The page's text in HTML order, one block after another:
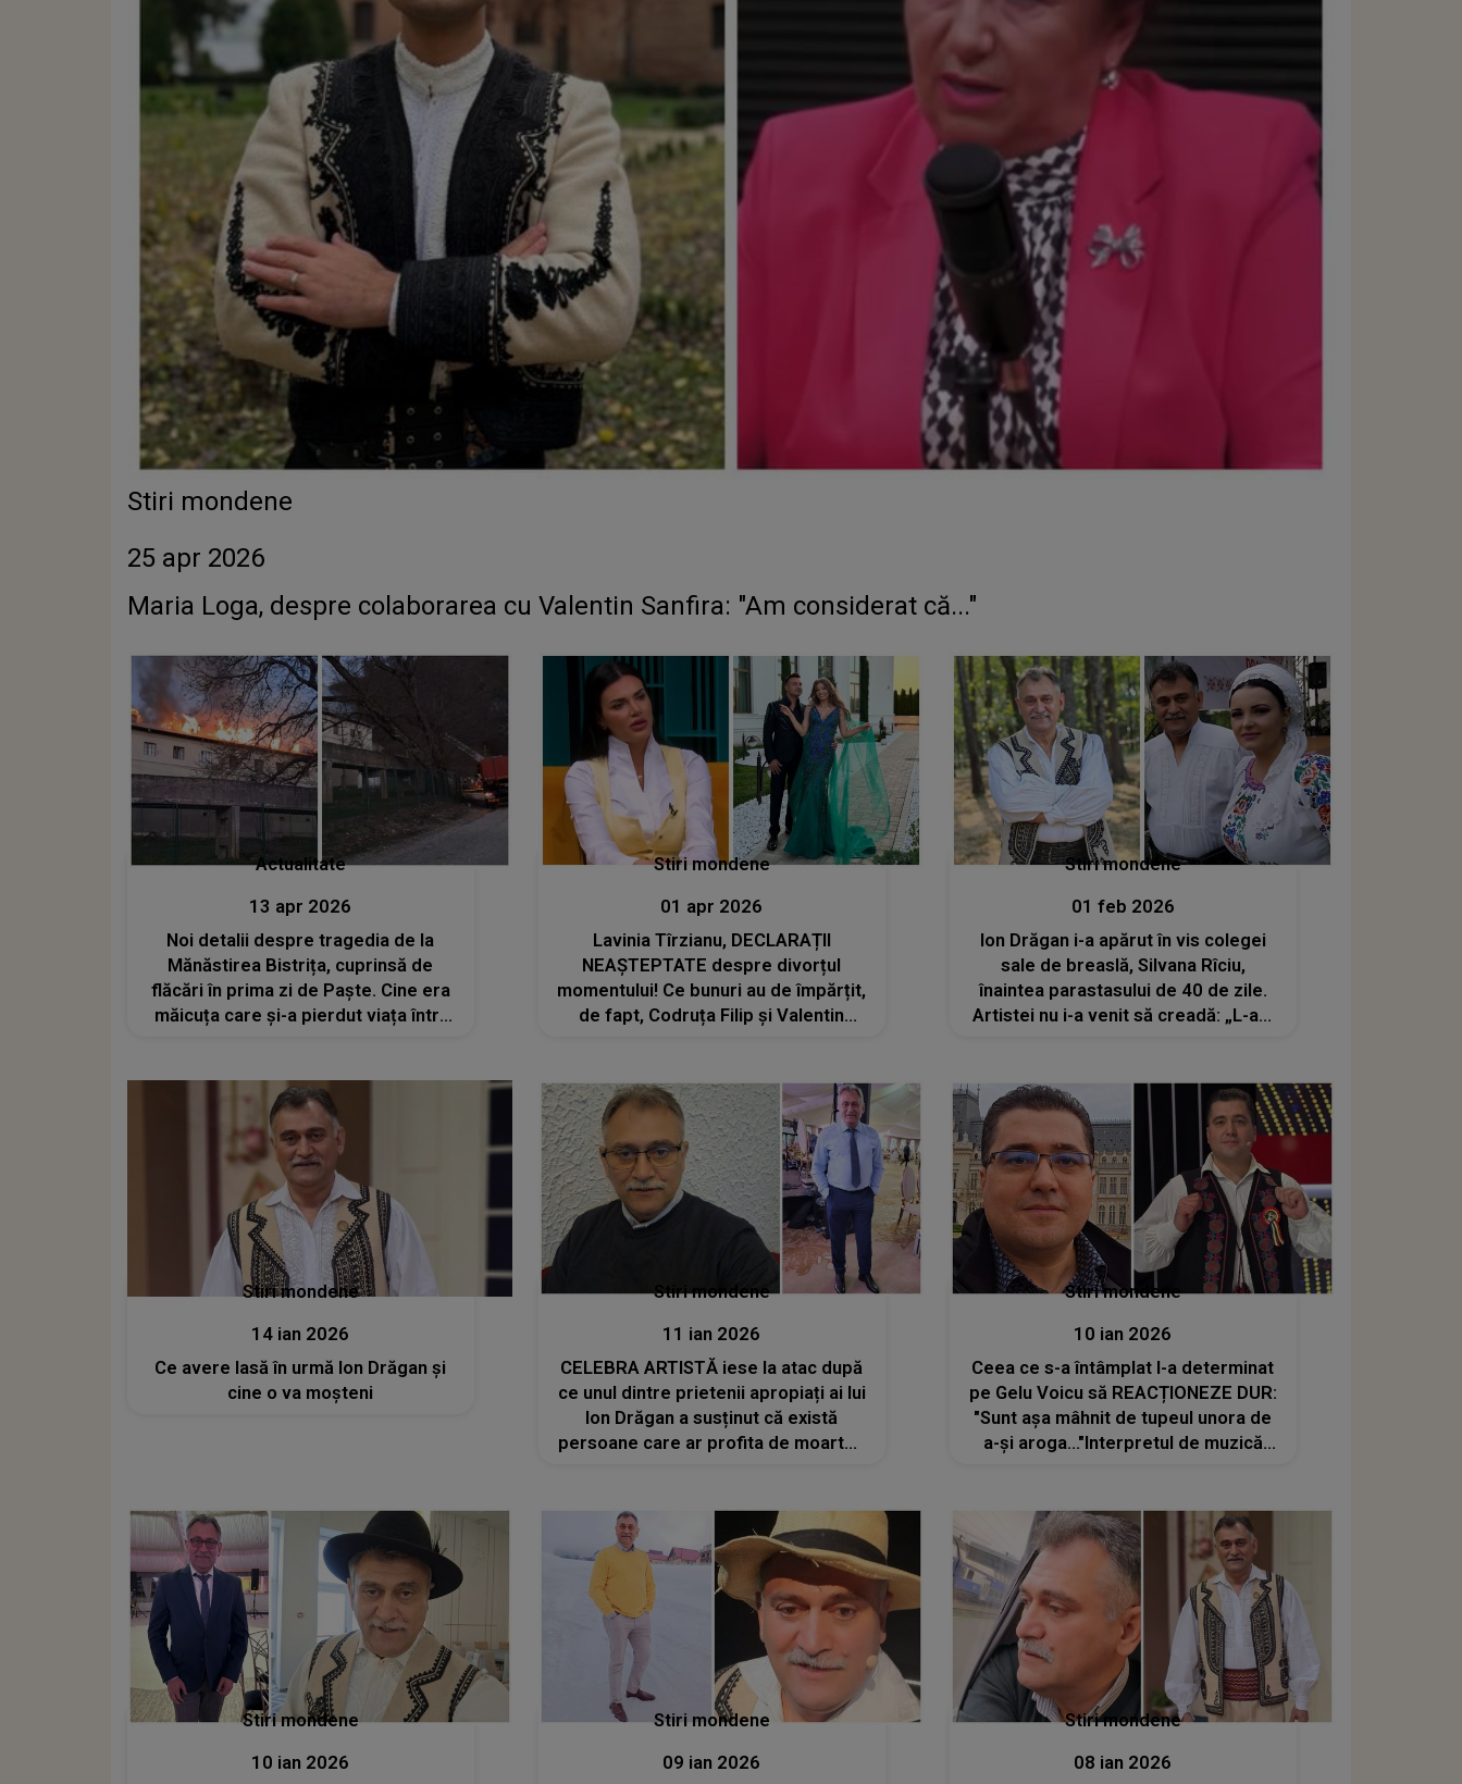
Stiri mondene
25 apr 2026
Maria Loga, despre colaborarea cu Valentin Sanfira: "Am considerat că..."
Actualitate
13 apr 2026
Noi detalii despre tragedia de la
Mănăstirea Bistrița, cuprinsă de
flăcări în prima zi de Paște. Cine era
măicuța care și-a pierdut viața într-
Stiri mondene
01 apr 2026
Lavinia Tîrzianu, DECLARAȚII
NEAȘTEPTATE despre divorțul
momentului! Ce bunuri au de împărțit,
de fapt, Codruța Filip și Valentin
Stiri mondene
01 feb 2026
Ion Drăgan i-a apărut în vis colegei
sale de breaslă, Silvana Rîciu,
înaintea parastasului de 40 de zile.
Artistei nu i-a venit să creadă: „L-am
Stiri mondene
14 ian 2026
Ce avere lasă în urmă Ion Drăgan și
cine o va moșteni
Stiri mondene
11 ian 2026
CELEBRA ARTISTĂ iese la atac după
ce unul dintre prietenii apropiați ai lui
Ion Drăgan a susținut că există
persoane care ar profita de moartea
ținut în mine, dar..."
Stiri mondene
10 ian 2026
Ceea ce s-a întâmplat l-a determinat
pe Gelu Voicu să REACȚIONEZE DUR:
"Sunt așa mâhnit de tupeul unora de
a-și aroga..."Interpretul de muzică
abia așteaptă să-i confrunte pe cei
implicați
Stiri mondene
10 ian 2026
Stiri mondene
09 ian 2026
Stiri mondene
08 ian 2026